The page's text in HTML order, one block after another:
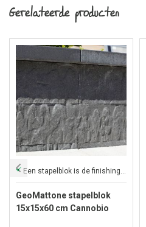
Gerelateerde producten
Een stapelblok is de finishing touch van elke tuin
GeoMattone stapelblok
15x15x60 cm Cannobio